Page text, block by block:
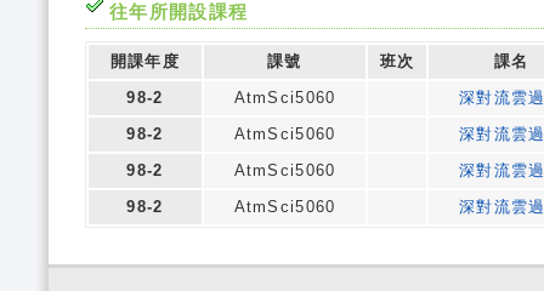
往年所開設課程
開課年度 課號 班次
課名
98-2
AtmSci5060
深對流雲
98-2
AtmSci5060
深對流雲
98-2
AtmSci5060
深對流雲
98-2
AtmSci5060 深對流雲